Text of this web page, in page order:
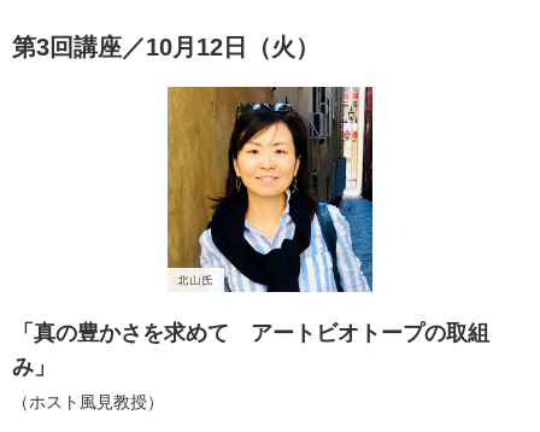
第3回講座／10月12日（火）
「真の豊かさを求めて アートビオトープの取組
み」
（ホスト風見教授）